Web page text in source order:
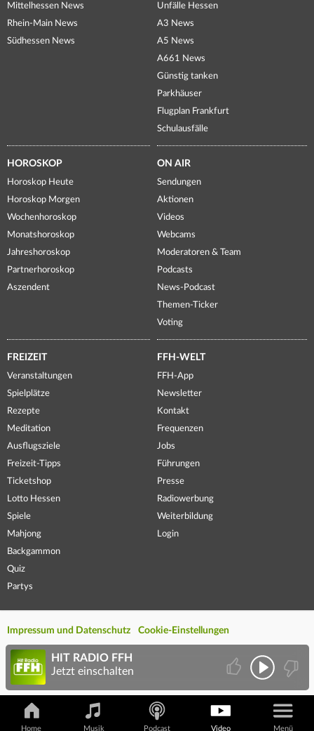
Mittelhessen News
Rhein-Main News
Südhessen News
Unfälle Hessen
A3 News
A5 News
A661 News
Günstig tanken
Parkhäuser
Flugplan Frankfurt
Schulausfälle
HOROSKOP
Horoskop Heute
Horoskop Morgen
Wochenhoroskop
Monatshoroskop
Jahreshoroskop
Partnerhoroskop
Aszendent
ON AIR
Sendungen
Aktionen
Videos
Webcams
Moderatoren & Team
Podcasts
News-Podcast
Themen-Ticker
Voting
FREIZEIT
Veranstaltungen
Spielplätze
Rezepte
Meditation
Ausflugsziele
Freizeit-Tipps
Ticketshop
Lotto Hessen
Spiele
Mahjong
Backgammon
Quiz
Partys
FFH-WELT
FFH-App
Newsletter
Kontakt
Frequenzen
Jobs
Führungen
Presse
Radiowerbung
Weiterbildung
Login
Impressum und Datenschutz Cookie-Einstellungen
Home Musik Podcast Video Menü
HIT RADIO FFH
Jetzt einschalten